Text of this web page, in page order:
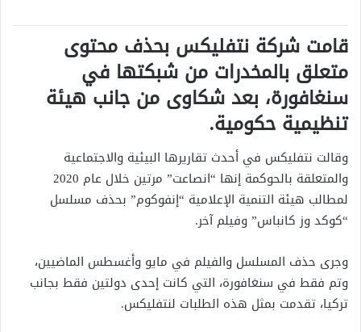
قامت شركة نتفليكس بحذف محتوى
متعلق بالمخدرات من شبكتها في
سنغافورة، بعد شكاوى من جانب هيئة
تنظيمية حكومية.
وقالت نتفليكس في أحدث تقاريرها البيئية والاجتماعية
والمتعلقة بالحوكمة إنها “انصاعت” مرتين خلال عام 2020
لمطالب هيئة التنمية الإعلامية “إنفوكوم” بحذف مسلسل
“كوكد وز كانباس” وفيلم آخر.
وجرى حذف المسلسل والفيلم في مايو وأغسطس الماضيين،
وتم فقط في سنغافورة، التي كانت إحدى دولتين فقط بجانب
تركيا، تقدمت بمثل هذه الطلبات لنتفليكس.